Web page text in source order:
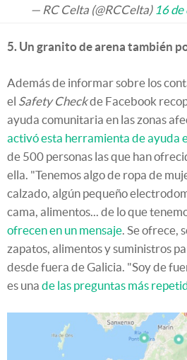
— RC Celta (@RCCelta) 16
5. Un granito de arena también
Además de informar sobre los
el Safety Checkde Facebook
ayuda comunitaria en las zonas
activó esta herramienta de ayuda
de 500 personas las que han
ella. "Tenemos algo de ropa de
calzado, algún pequeño
cama, alimentos... de lo que
ofrecen en un mensaje . Se ofrece,
zapatos, alimentos y suministros
desde fuera de Galicia. "Soy de
es una de las preguntas más